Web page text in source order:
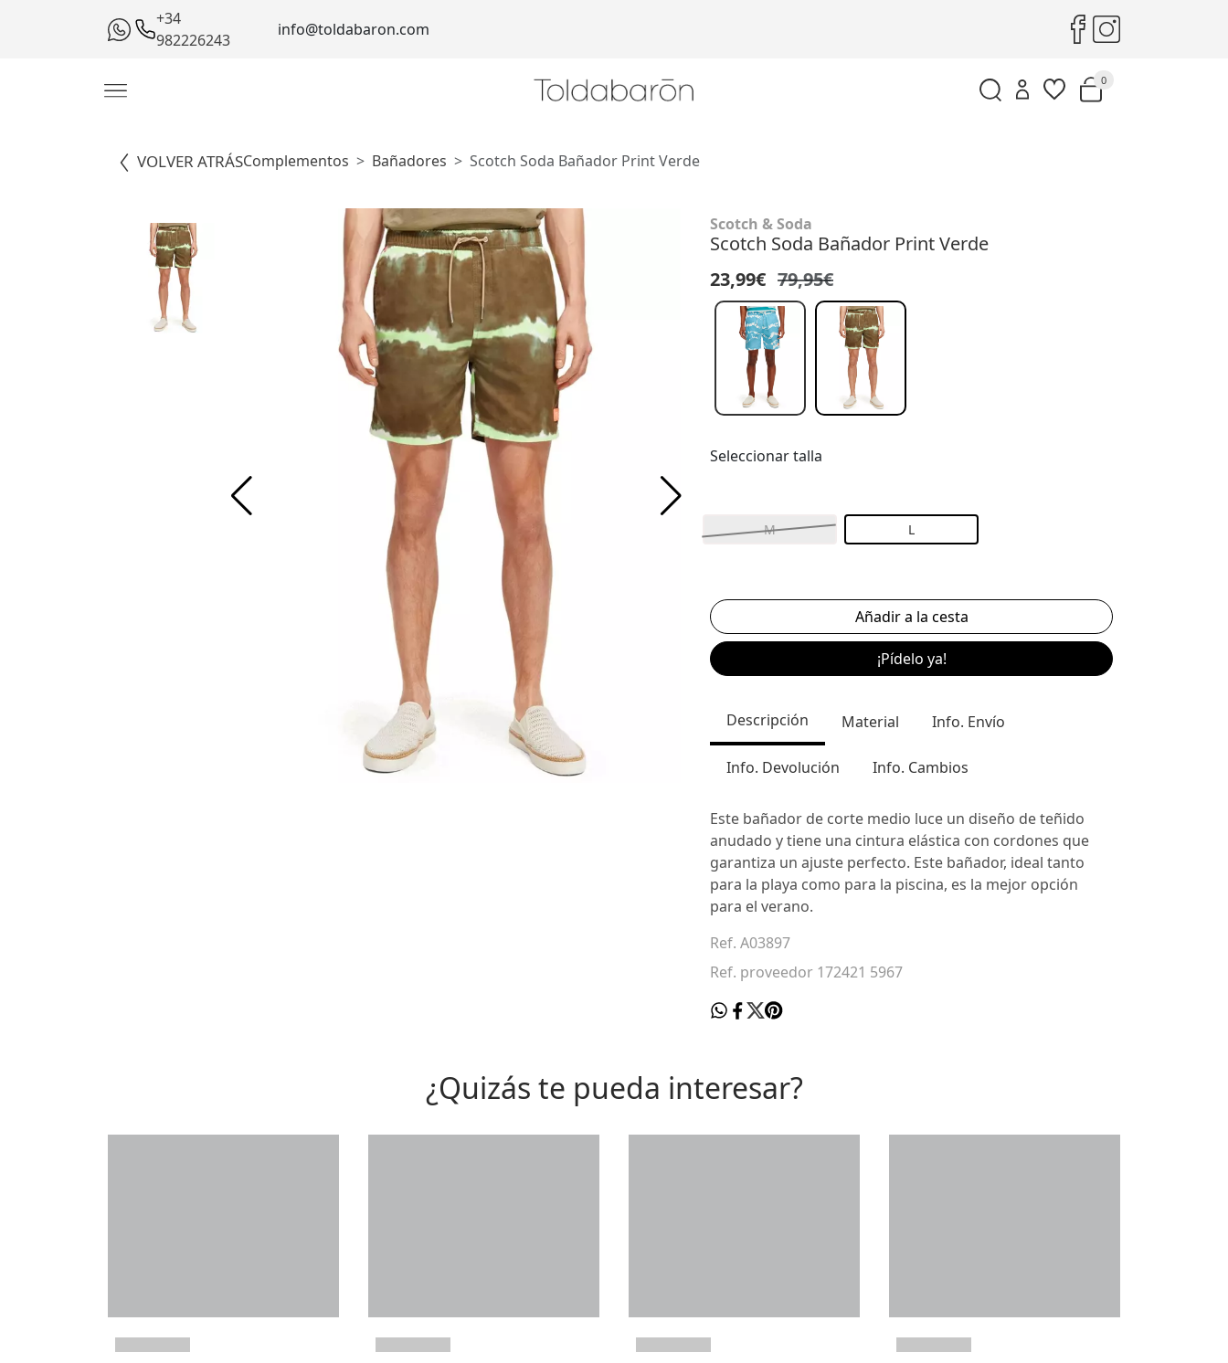
+34
982226243
info@toldabaron.com
0
VOLVER ATRÁSComplementos Bañadores Scotch Soda Bañador Print Verde
Scotch & Soda
Scotch Soda Bañador Print Verde
23,99€ 79,95€
Seleccionar talla
M L
¡Pídelo ya!
Descripción Material Info. Envío
Info. Devolución Info. Cambios
Este bañador de corte medio luce un diseño de teñido
anudado y tiene una cintura elástica con cordones que
garantiza un ajuste perfecto. Este bañador, ideal tanto
para la playa como para la piscina, es la mejor opción
para el verano.
Ref. A03897
Ref. proveedor 172421 5967
¿Quizás te pueda interesar?